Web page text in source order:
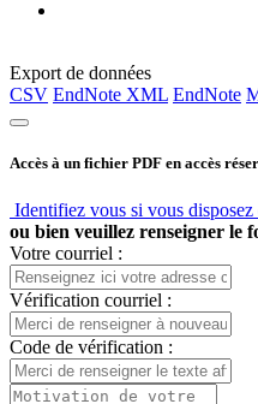
Export de données
CSV EndNote XML EndNote
Accès à un fichier PDF en accès
Identifiez vous si vous
ou bien veuillez renseigner le
Votre courriel :
Vérification courriel :
Code de vérification :